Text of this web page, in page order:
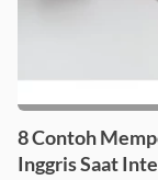
8 Contoh
Inggris Saat